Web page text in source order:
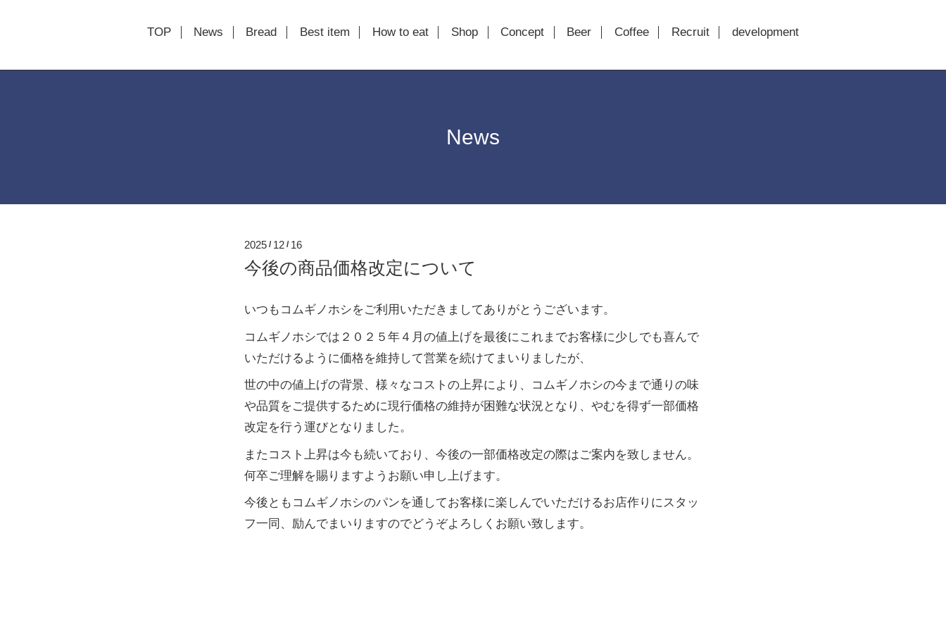
TOP News Bread Best item How to eat Shop Concept Beer Coffee Recruit development
News
2025 / 12 / 16
今後の商品価格改定について
いつもコムギノホシをご利用いただきましてありがとうございます。
コムギノホシでは２０２５年４月の値上げを最後にこれまでお客様に少しでも喜んで
いただけるように価格を維持して営業を続けてまいりましたが、
世の中の値上げの背景、様々なコストの上昇により、コムギノホシの今まで通りの味
や品質をご提供するために現行価格の維持が困難な状況となり、やむを得ず一部価格
改定を行う運びとなりました。
またコスト上昇は今も続いており、今後の一部価格改定の際はご案内を致しません。
何卒ご理解を賜りますようお願い申し上げます。
今後ともコムギノホシのパンを通してお客様に楽しんでいただけるお店作りにスタッ
フ一同、励んでまいりますのでどうぞよろしくお願い致します。